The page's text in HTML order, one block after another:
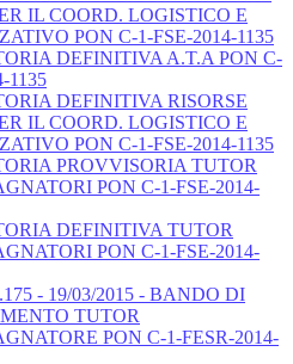
IL COORD. LOGISTICO E
PON C-1-FSE-2014-1135
DEFINITIVA A.T.A PON C-
1135
DEFINITIVA RISORSE
IL COORD. LOGISTICO E
PON C-1-FSE-2014-1135
PROVVISORIA TUTOR
PON C-1-FSE-2014-
DEFINITIVA TUTOR
PON C-1-FSE-2014-
- 19/03/2015 - BANDO DI
TUTOR
PON C-1-FESR-2014-